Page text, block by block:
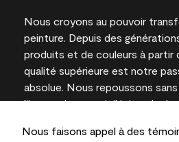
Nous faisons appel à des
Nous croyons au pouvoir
peinture. Depuis des
produits et de couleurs à partir
qualité supérieure est notre
absolue. Nous repoussons
l’innovation et privilégions la
l’expertise locale.